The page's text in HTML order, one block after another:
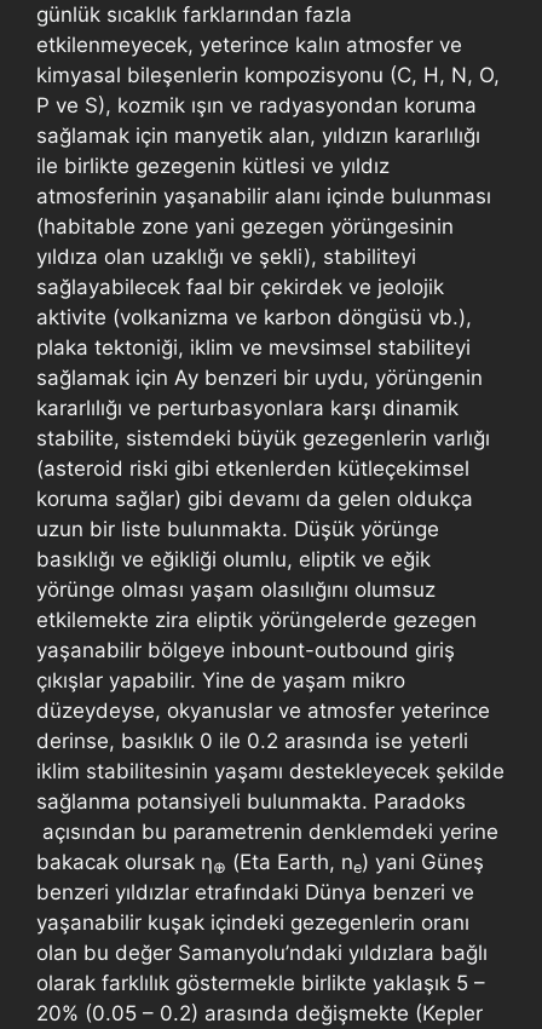
günlük sıcaklık farklarından fazla
etkilenmeyecek, yeterince kalın atmosfer ve
kimyasal bileşenlerin kompozisyonu (C, H, N, O,
P ve S), kozmik ışın ve radyasyondan koruma
sağlamak için manyetik alan, yıldızın kararlılığı
ile birlikte gezegenin kütlesi ve yıldız
atmosferinin yaşanabilir alanı içinde bulunması
(habitable zone yani gezegen yörüngesinin
yıldıza olan uzaklığı ve şekli), stabiliteyi
sağlayabilecek faal bir çekirdek ve jeolojik
aktivite (volkanizma ve karbon döngüsü vb.),
plaka tektoniği, iklim ve mevsimsel stabiliteyi
sağlamak için Ay benzeri bir uydu, yörüngenin
kararlılığı ve perturbasyonlara karşı dinamik
stabilite, sistemdeki büyük gezegenlerin varlığı
(asteroid riski gibi etkenlerden kütleçekimsel
koruma sağlar) gibi devamı da gelen oldukça
uzun bir liste bulunmakta. Düşük yörünge
basıklığı ve eğikliği olumlu, eliptik ve eğik
yörünge olması yaşam olasılığını olumsuz
etkilemekte zira eliptik yörüngelerde gezegen
yaşanabilir bölgeye inbount-outbound giriş
çıkışlar yapabilir. Yine de yaşam mikro
düzeydeyse, okyanuslar ve atmosfer yeterince
derinse, basıklık 0 ile 0.2 arasında ise yeterli
iklim stabilitesinin yaşamı destekleyecek şekilde
sağlanma potansiyeli bulunmakta. Paradoks
açısından bu parametrenin denklemdeki yerine
bakacak olursak η⊕ (Eta Earth, ne) yani Güneş
benzeri yıldızlar etrafındaki Dünya benzeri ve
yaşanabilir kuşak içindeki gezegenlerin oranı
olan bu değer Samanyolu’ndaki yıldızlara bağlı
olarak farklılık göstermekle birlikte yaklaşık 5 –
20% (0.05 – 0.2) arasında değişmekte (Kepler